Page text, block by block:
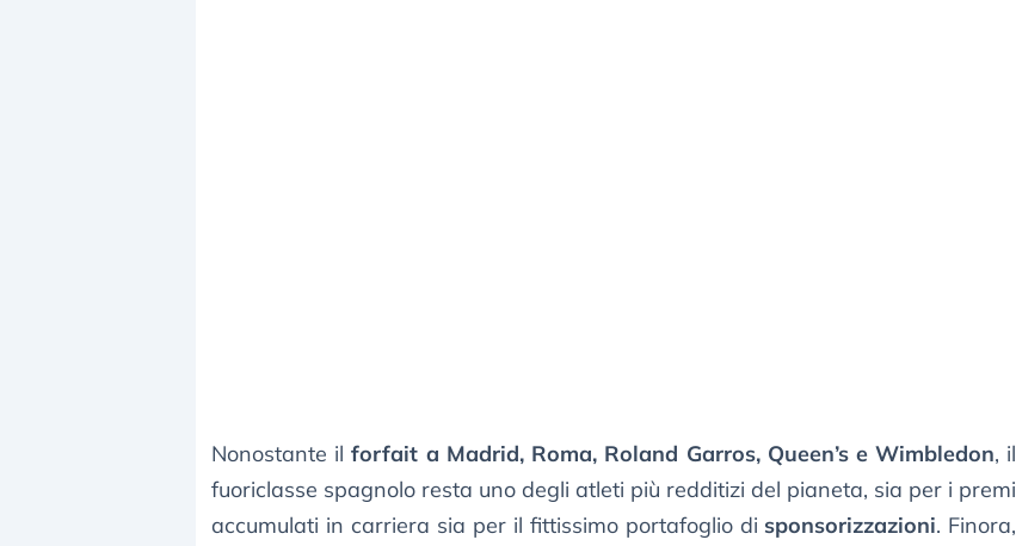
Nonostante ilforfait a Madrid, Roma, Roland Garros, Queen’s e Wimbledon, il
fuoriclasse spagnolo resta uno degli atleti più redditizi del pianeta, sia per i premi
accumulati in carriera sia per il fittissimo portafoglio di sponsorizzazioni. Finora,